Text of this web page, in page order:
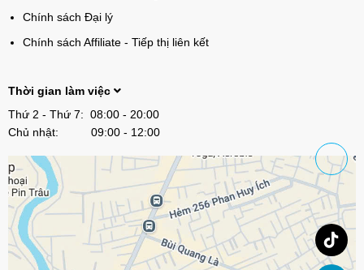
Chính sách Đại lý
Chính sách Affiliate - Tiếp thị liên kết
Thời gian làm việc
Thứ 2 - Thứ 7: 08:00 - 20:00
Chủ nhật: 09:00 - 12:00